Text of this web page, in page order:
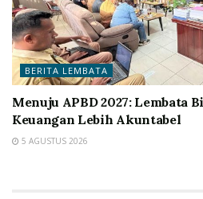
BERITA LEMBATA
Menuju APBD 2027: Lembata
Keuangan Lebih Akuntabel
5 AGUSTUS 2026